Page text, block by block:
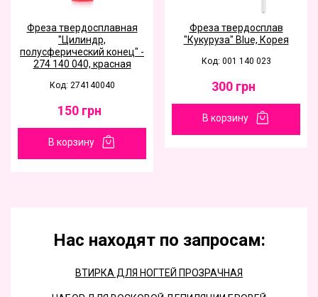
Фреза твердосплавная
"Цилиндр,
полусферический конец" -
274 140 040, красная
Код: 274140040
150 грн
В корзину
Фреза твердосплав
"Кукуруза" Blue, Корея
Код: 001 140 023
300 грн
В корзину
Нас находят по запросам:
ВТИРКА ДЛЯ НОГТЕЙ ПРОЗРАЧНАЯ